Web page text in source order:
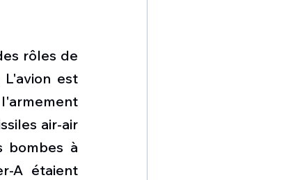
rôles de
est
air-air
bombes à
A étaient